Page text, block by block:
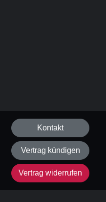
Kontakt
Vertrag kündigen
Vertrag widerrufen